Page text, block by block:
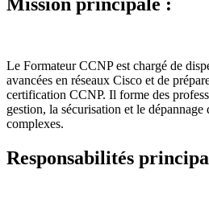
Le Formateur CCNP est chargé de
avancées en réseaux Cisco et de
certification CCNP. Il forme des
gestion, la sécurisation et le dépannage
complexes.
Responsabilités